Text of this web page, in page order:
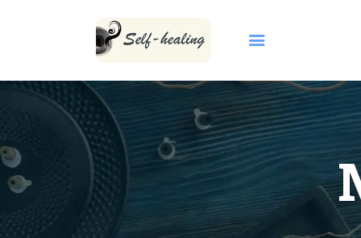
首頁
關於我們